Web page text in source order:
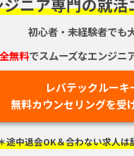
ジニア専門の就
初心者・未経験者でも
無料でスムーズなエンジニ
レバテックルーキ
無料カウンセリングを受
途中退会OK＆合わない求人は